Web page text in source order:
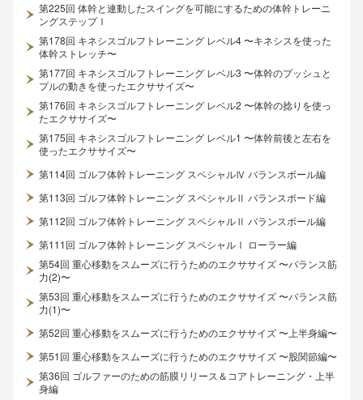
第225回 体幹と連動したスイングを可能にするための体幹トレーニ
ングステップⅠ
第178回 キネシスゴルフトレーニング レベル4 〜キネシスを使った
体幹ストレッチ〜
第177回 キネシスゴルフトレーニング レベル3 〜体幹のプッシュと
プルの動きを使ったエクササイズ〜
第176回 キネシスゴルフトレーニング レベル2 〜体幹の捻りを使っ
たエクササイズ〜
第175回 キネシスゴルフトレーニング レベル1 〜体幹前後と左右を
使ったエクササイズ〜
第114回 ゴルフ体幹トレーニング スペシャルⅣ バランスボール編
第113回 ゴルフ体幹トレーニング スペシャルⅡ バランスボード編
第112回 ゴルフ体幹トレーニング スペシャルⅡ バランスボール編
第111回 ゴルフ体幹トレーニング スペシャルⅠ ローラー編
第54回 重心移動をスムーズに行うためのエクササイズ 〜バランス筋
力(2)〜
第53回 重心移動をスムーズに行うためのエクササイズ 〜バランス筋
力(1)〜
第52回 重心移動をスムーズに行うためのエクササイズ 〜上半身編〜
第51回 重心移動をスムーズに行うためのエクササイズ 〜股関節編〜
第36回 ゴルファーのための筋膜リリース＆コアトレーニング・上半
身編